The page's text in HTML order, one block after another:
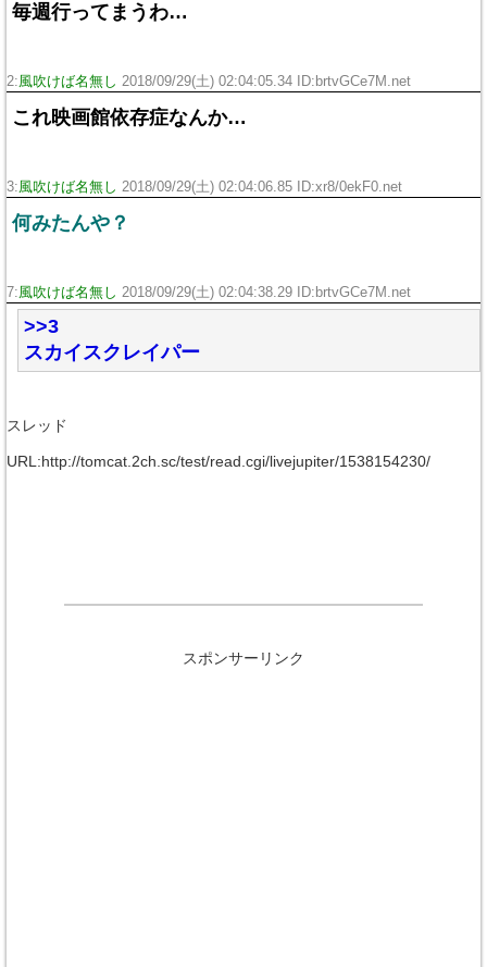
毎週行ってまうわ…
2:風吹けば名無し 2018/09/29(土) 02:04:05.34 ID:brtvGCe7M.net
これ映画館依存症なんか…
3:風吹けば名無し 2018/09/29(土) 02:04:06.85 ID:xr8/0ekF0.net
何みたんや？
7:風吹けば名無し 2018/09/29(土) 02:04:38.29 ID:brtvGCe7M.net
>>3
スカイスクレイパー
スレッド
URL:http://tomcat.2ch.sc/test/read.cgi/livejupiter/1538154230/
スポンサーリンク